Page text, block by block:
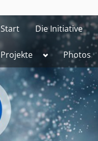
Start Die Initiative
Projekte Toggle
menu
Photos